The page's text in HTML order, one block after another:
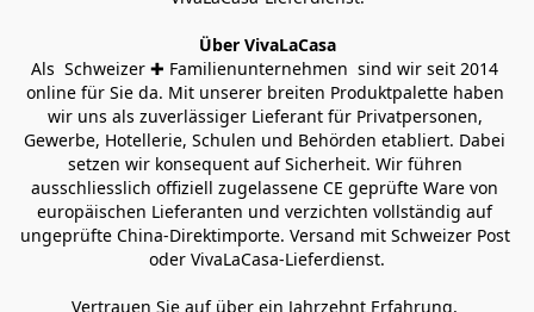
Über VivaLaCasa
Als  Schweizer ✚ Familienunternehmen  sind wir seit 2014
online für Sie da. Mit unserer breiten Produktpalette haben
wir uns als zuverlässiger Lieferant für Privatpersonen,
Gewerbe, Hotellerie, Schulen und Behörden etabliert. Dabei
setzen wir konsequent auf Sicherheit. Wir führen
ausschliesslich offiziell zugelassene CE geprüfte Ware von
europäischen Lieferanten und verzichten vollständig auf
ungeprüfte China-Direktimporte. Versand mit Schweizer Post
oder VivaLaCasa-Lieferdienst.
Vertrauen Sie auf über ein Jahrzehnt Erfahrung,